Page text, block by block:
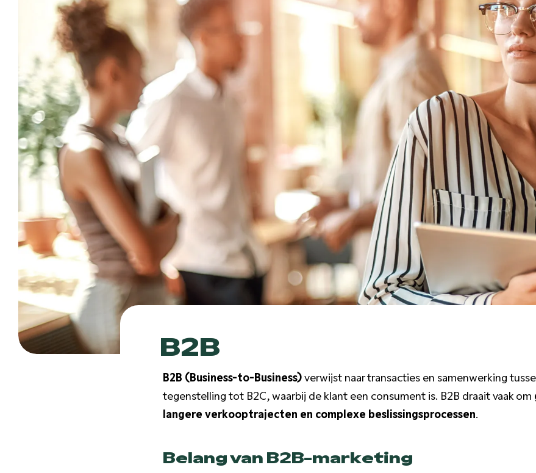
B2B
B2B (Business-to-Business)verwijst naar transacties en samenwerking
tegenstelling tot B2C, waarbij de klant een consument is. B2B draait vaak om
langere verkooptrajecten en complexe beslissingsprocessen.
Belang van B2B-marketing